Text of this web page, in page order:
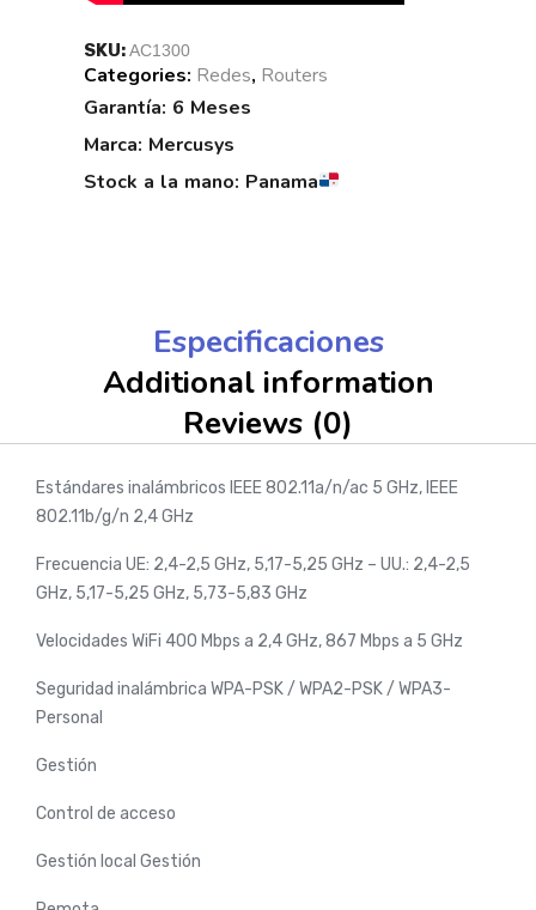
SKU:AC1300
Categories: Redes, Routers
Garantía: 6 Meses
Marca: Mercusys
Stock a la mano: Panama
Especificaciones
Additional information
Reviews (0)
Estándares inalámbricos IEEE 802.11a/n/ac 5 GHz, IEEE
802.11b/g/n 2,4 GHz
Frecuencia UE: 2,4-2,5 GHz, 5,17-5,25 GHz – UU.: 2,4-2,5
GHz, 5,17-5,25 GHz, 5,73-5,83 GHz
Velocidades WiFi 400 Mbps a 2,4 GHz, 867 Mbps a 5 GHz
Seguridad inalámbrica WPA-PSK / WPA2-PSK / WPA3-
Personal
Gestión
Control de acceso
Gestión local Gestión